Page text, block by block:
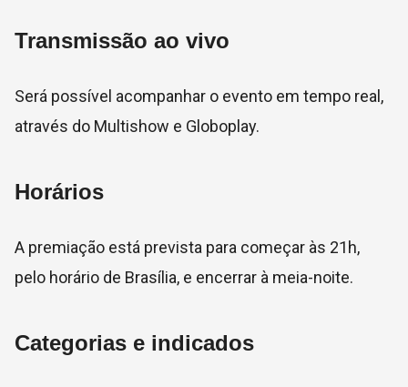
Transmissão ao vivo
Será possível acompanhar o evento em tempo real,
através do Multishow e Globoplay.
Horários
A premiação está prevista para começar às 21h,
pelo horário de Brasília, e encerrar à meia-noite.
Categorias e indicados